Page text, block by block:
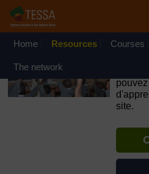
Passer au contenu principal
OpenLearn Create will be
August 2026 from 8am to
Home Resources Courses
The network
site.